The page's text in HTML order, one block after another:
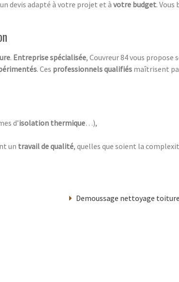
devis adapté à votre projet et à votre budget. Vous
. Entreprise spécialisée, Couvreur 84 vous propose
. Ces professionnels qualifiés maîtrisent
d’isolation thermique…),
un travail de qualité, quelles que soient la
Demoussage nettoyage